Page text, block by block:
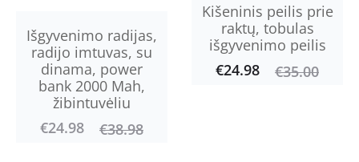
Išgyvenimo radijas,
radijo imtuvas, su
dinama, power
bank 2000 Mah,
žibintuvėliu
€38.98
Original
€24.98
Kišeninis peilis prie
raktų, tobulas
išgyvenimo peilis
€35.00
Original
€24.98
Current